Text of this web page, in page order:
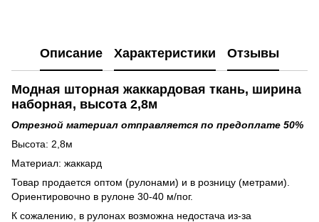
Описание Характеристики Отзывы
Модная шторная жаккардовая ткань, ширина
наборная, высота 2,8м
Отрезной материал отправляется по предоплате 50%
Высота: 2,8м
Материал: жаккард
Товар продается оптом (рулонами) и в розницу (метрами).
Ориентировочно в рулоне 30-40 м/пог.
К сожалению, в рулонах возможна недостача из-за